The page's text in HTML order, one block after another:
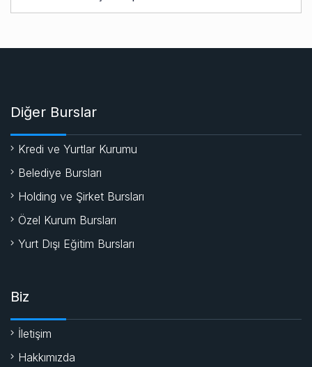
Diğer Burslar
Kredi ve Yurtlar Kurumu
Belediye Bursları
Holding ve Şirket Bursları
Özel Kurum Bursları
Yurt Dışı Eğitim Bursları
Biz
İletişim
Hakkımızda